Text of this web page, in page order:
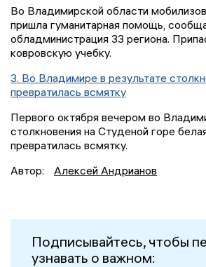
Во Владимирской области
пришла гуманитарная помощь,
обладминистрация 33 региона.
ковровскую учебку.
3. Во Владимире в результате
превратилась всмятку
Первого октября вечером во
столкновения на Студеной горе
превратилась всмятку.
Автор:
Алексей Андрианов
Подписывайтесь, чтобы
узнавать о важном: